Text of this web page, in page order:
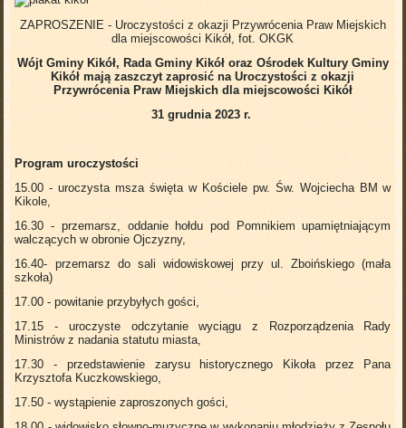
ZAPROSZENIE - Uroczystości z okazji Przywrócenia Praw Miejskich
dla miejscowości Kikół,fot. OKGK
Wójt Gminy Kikół, Rada Gminy Kikół oraz Ośrodek Kultury Gminy
Kikół mają zaszczyt zaprosić na Uroczystości z okazji
Przywrócenia Praw Miejskich dla miejscowości Kikół
31 grudnia 2023 r.
Program uroczystości
15.00 - uroczysta msza święta w Kościele pw. Św. Wojciecha BM w
Kikole,
16.30 - przemarsz, oddanie hołdu pod Pomnikiem upamiętniającym
walczących w obronie Ojczyzny,
16.40- przemarsz do sali widowiskowej przy ul. Zboińskiego (mała
szkoła)
17.00 - powitanie przybyłych gości,
17.15 - uroczyste odczytanie wyciągu z Rozporządzenia Rady
Ministrów z nadania statutu miasta,
17.30 - przedstawienie zarysu historycznego Kikoła przez Pana
Krzysztofa Kuczkowskiego,
17.50 - wystąpienie zaproszonych gości,